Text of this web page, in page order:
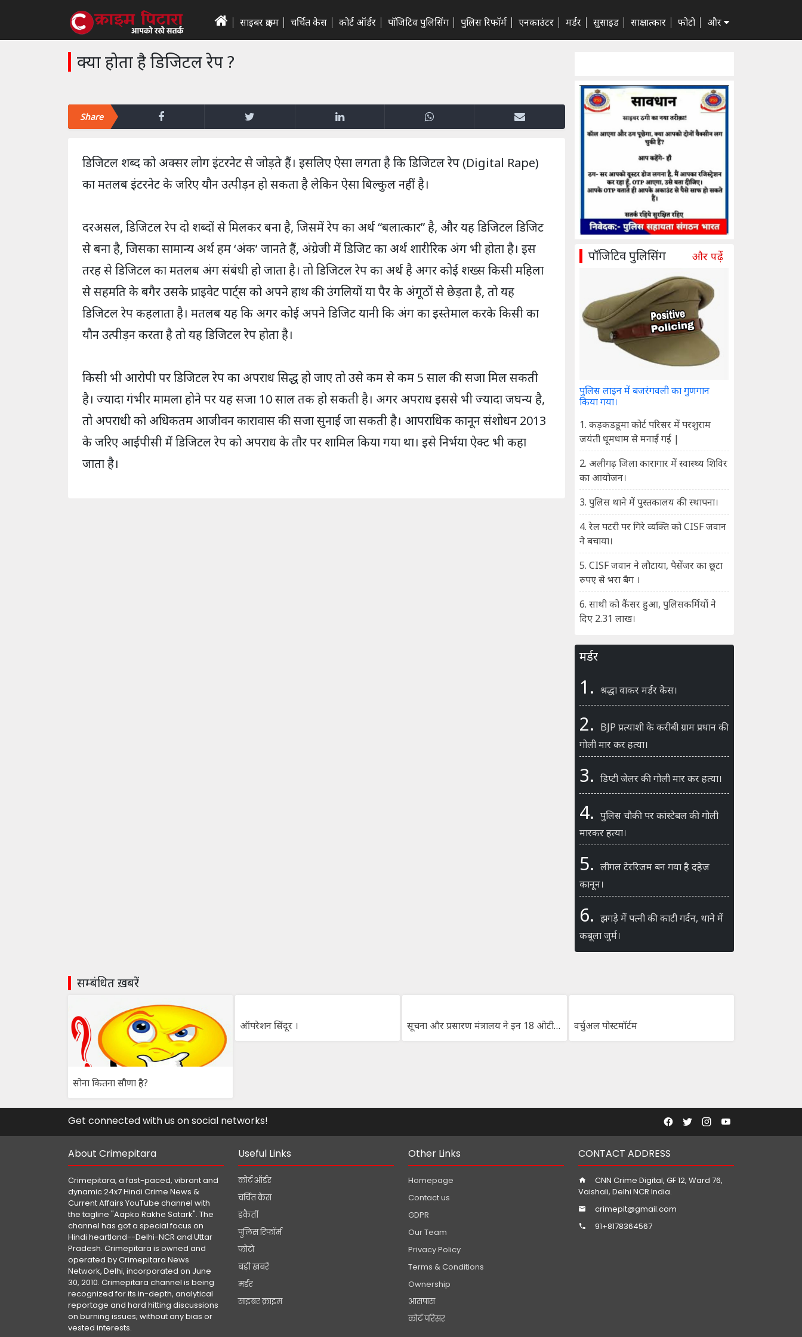
साइबर क्राइम चर्चित केस कोर्ट ऑर्डर पॉजिटिव पुलिसिंग पुलिस रिफॉर्म एनकाउंटर मर्डर सुसाइड साक्षात्कार फोटो और
क्या होता है डिजिटल रेप ?
Share
डिजिटल शब्द को अक्सर लोग इंटरनेट से जोड़ते हैं। इसलिए ऐसा लगता है कि डिजिटल रेप (Digital Rape)
का मतलब इंटरनेट के जरिए यौन उत्पीड़न हो सकता है लेकिन ऐसा बिल्कुल नहीं है।
दरअसल, डिजिटल रेप दो शब्दों से मिलकर बना है, जिसमें रेप का अर्थ “बलात्कार” है, और यह डिजिटल डिजिट
से बना है, जिसका सामान्य अर्थ हम ‘अंक’ जानते हैं, अंग्रेजी में डिजिट का अर्थ शारीरिक अंग भी होता है। इस
तरह से डिजिटल का मतलब अंग संबंधी हो जाता है। तो डिजिटल रेप का अर्थ है अगर कोई शख्स किसी महिला
से सहमति के बगैर उसके प्राइवेट पार्ट्स को अपने हाथ की उंगलियों या पैर के अंगूठों से छेड़ता है, तो यह
डिजिटल रेप कहलाता है। मतलब यह कि अगर कोई अपने डिजिट यानी कि अंग का इस्तेमाल करके किसी का
यौन उत्पीड़न करता है तो यह डिजिटल रेप होता है।
किसी भी आरोपी पर डिजिटल रेप का अपराध सिद्ध हो जाए तो उसे कम से कम 5 साल की सजा मिल सकती
है। ज्यादा गंभीर मामला होने पर यह सजा 10 साल तक हो सकती है। अगर अपराध इससे भी ज्यादा जघन्य है,
तो अपराधी को अधिकतम आजीवन कारावास की सजा सुनाई जा सकती है। आपराधिक कानून संशोधन 2013
के जरिए आईपीसी में डिजिटल रेप को अपराध के तौर पर शामिल किया गया था। इसे निर्भया ऐक्ट भी कहा
जाता है।
पॉजिटिव पुलिसिंग और पढ़ें
पुलिस लाइन में बजरंगवली का गुणगान
किया गया।
1. कड़कडडूमा कोर्ट परिसर में परशुराम
जयंती धूमधाम से मनाई गई |
2. अलीगढ़ जिला कारागार में स्वास्थ्य शिविर
का आयोजन।
3. पुलिस थाने में पुस्तकालय की स्थापना।
4. रेल पटरी पर गिरे व्यक्ति को CISF जवान
ने बचाया।
5. CISF जवान ने लौटाया, पैसेंजर का छूटा
रुपए से भरा बैग ।
6. साथी को कैंसर हुआ, पुलिसकर्मियों ने
दिए 2.31 लाख।
मर्डर
1. श्रद्धा वाकर मर्डर केस।
2. BJP प्रत्याशी के करीबी ग्राम प्रधान की
गोली मार कर हत्या।
3. डिप्टी जेलर की गोली मार कर हत्या।
4. पुलिस चौकी पर कांस्टेबल की गोली
मारकर हत्या।
5. लीगल टेररिजम बन गया है दहेज
कानून।
6. झगड़े में पत्नी की काटी गर्दन, थाने में
कबूला जुर्म।
सम्बंधित ख़बरें
सोना कितना सौणा है?
ऑपरेशन सिंदूर । सूचना और प्रसारण मंत्रालय ने इन 18 ओटीटी पर लगाई रोक। वर्चुअल पोस्टमॉर्टम
Get connected with us on social networks!
About Crimepitara
Crimepitara, a fast-paced, vibrant and
dynamic 24x7 Hindi Crime News &
Current Affairs YouTube channel with
the tagline "Aapko Rakhe Satark". The
channel has got a special focus on
Hindi heartland--Delhi-NCR and Uttar
Pradesh. Crimepitara is owned and
operated by Crimepitara News
Network, Delhi, incorporated on June
30, 2010. Crimepitara channel is being
recognized for its in-depth, analytical
reportage and hard hitting discussions
on burning issues; without any bias or
vested interests.
Useful Links
कोर्ट ऑर्डर
चर्चित केस
डकैतीं
पुलिस रिफॉर्म
फोटो
बड़ी खबरें
मर्डर
साइबर क्राइम
Other Links
Homepage
Contact us
GDPR
Our Team
Privacy Policy
Terms & Conditions
Ownership
आसपास
कोर्ट परिसर
CONTACT ADDRESS
CNN Crime Digital, GF 12, Ward 76,
Vaishali, Delhi NCR India.
crimepit@gmail.com
91+8178364567